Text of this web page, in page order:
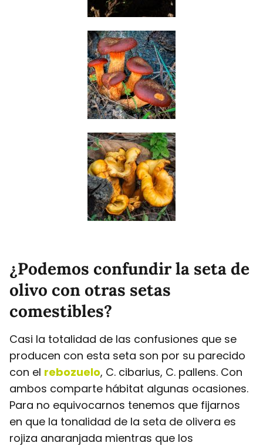
¿Podemos confundir la seta de
olivo con otras setas
comestibles?
Casi la totalidad de las confusiones que se
producen con esta seta son por su parecido
con el rebozuelo, C. cibarius, C. pallens. Con
ambos comparte hábitat algunas ocasiones.
Para no equivocarnos tenemos que fijarnos
en que la tonalidad de la seta de olivera es
rojiza anaranjada mientras que los